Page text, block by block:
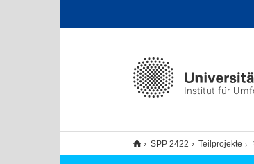
Institut für
SPP 2422 Teilprojekte